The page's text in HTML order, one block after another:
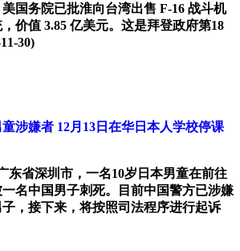
美国务院已批淮向台湾出售 F-16 战斗机
价值 3.85 亿美元。这是拜登政府第18
30)
涉嫌者 12月13日在华日本人学校停课
东省深圳市，一名10岁日本男童在前往
名中国男子刺死。目前中国警方已涉嫌
，接下来，将按照司法程序进行起诉